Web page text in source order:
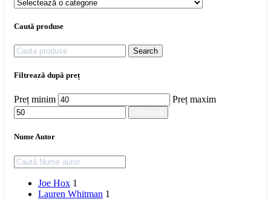
Caută produse
Search
Filtrează după preț
Preț minim Preț maxim
Nume Autor
Joe Hox 1
Lauren Whitman 1